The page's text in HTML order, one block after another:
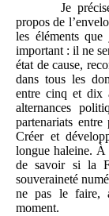
Je
propos de
les éléments
important : il ne
état de cause,
dans tous les
entre cinq et dix
alternances
partenariats
Créer et
longue haleine. À
de savoir si la
souveraineté
ne pas le faire,
moment.